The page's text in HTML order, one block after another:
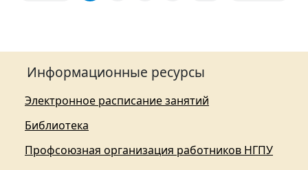
Информационные ресурсы
Электронное расписание занятий
Библиотека
Профсоюзная организация работников НГПУ